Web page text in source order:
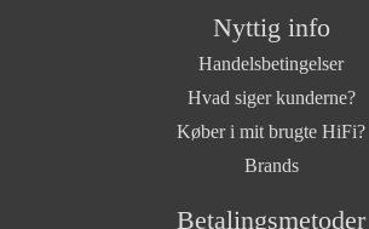
Nyttig info
Handelsbetingelser
Hvad siger kunderne?
Køber i mit brugte HiFi?
Brands
Betalingsmetoder